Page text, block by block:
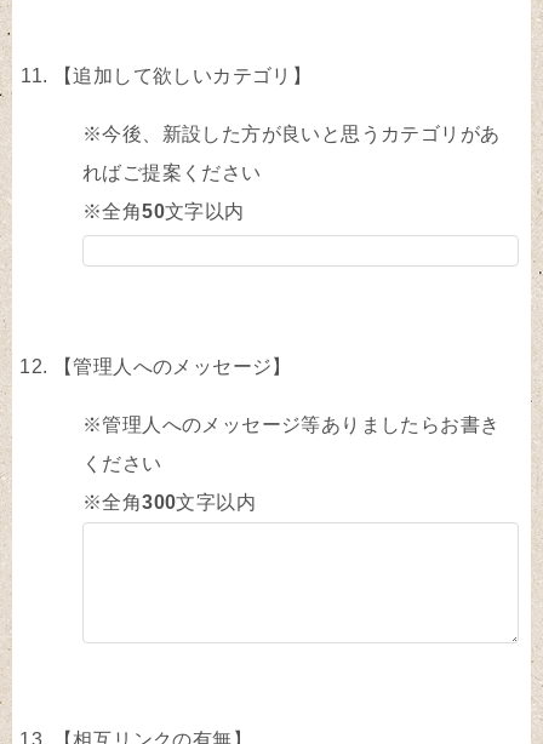
【追加して欲しいカテゴリ】
※今後、新設した方が良いと思うカテゴリがあ
ればご提案ください
※全角50文字以内
【管理人へのメッセージ】
※管理人へのメッセージ等ありましたらお書き
ください
※全角300文字以内
【相互リンクの有無】